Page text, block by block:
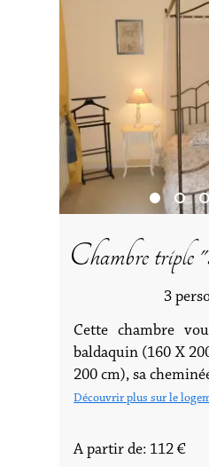
Chambre
3
Cette chambre
baldaquin (160 X
200 cm), sa
Découvrir plus sur le
A partir de: 112 €